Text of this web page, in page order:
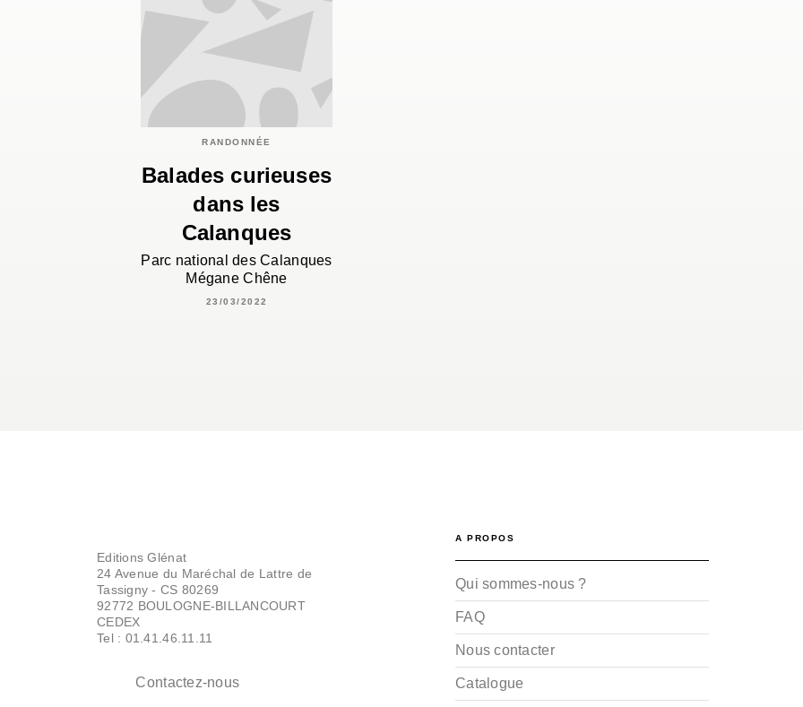
RANDONNÉE
Balades curieuses
dans les
Calanques
Parc national des Calanques
Mégane Chêne
23/03/2022
Editions Glénat
24 Avenue du Maréchal de Lattre de
Tassigny - CS 80269
92772 BOULOGNE-BILLANCOURT
CEDEX
Tel : 01.41.46.11.11
Contactez-nous
A PROPOS
Qui sommes-nous ?
FAQ
Nous contacter
Catalogue